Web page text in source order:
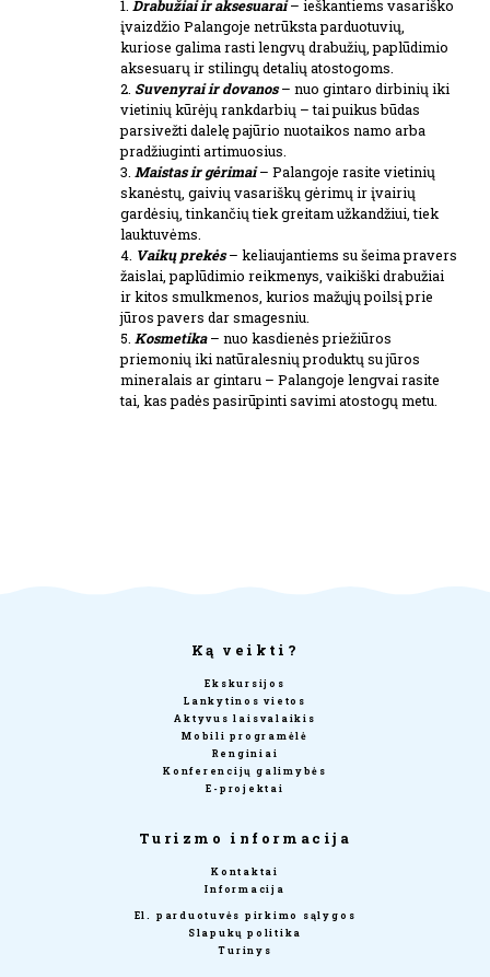
1. Drabužiai ir aksesuarai– ieškantiems vasariško
įvaizdžio Palangoje netrūksta parduotuvių,
kuriose galima rasti lengvų drabužių, paplūdimio
aksesuarų ir stilingų detalių atostogoms.
2. Suvenyrai ir dovanos– nuo gintaro dirbinių iki
vietinių kūrėjų rankdarbių – tai puikus būdas
parsivežti dalelę pajūrio nuotaikos namo arba
pradžiuginti artimuosius.
3. Maistas ir gėrimai– Palangoje rasite vietinių
skanėstų, gaivių vasariškų gėrimų ir įvairių
gardėsių, tinkančių tiek greitam užkandžiui, tiek
lauktuvėms.
4. Vaikų prekės– keliaujantiems su šeima pravers
žaislai, paplūdimio reikmenys, vaikiški drabužiai
ir kitos smulkmenos, kurios mažųjų poilsį prie
jūros pavers dar smagesniu.
5. Kosmetika– nuo kasdienės priežiūros
priemonių iki natūralesnių produktų su jūros
mineralais ar gintaru – Palangoje lengvai rasite
tai, kas padės pasirūpinti savimi atostogų metu.
Ką veikti?
Ekskursijos
Lankytinos vietos
Aktyvus laisvalaikis
Mobili programėlė
Renginiai
Konferencijų galimybės
E-projektai
Turizmo informacija
Kontaktai
Informacija
El. parduotuvės pirkimo sąlygos
Slapukų politika
Turinys